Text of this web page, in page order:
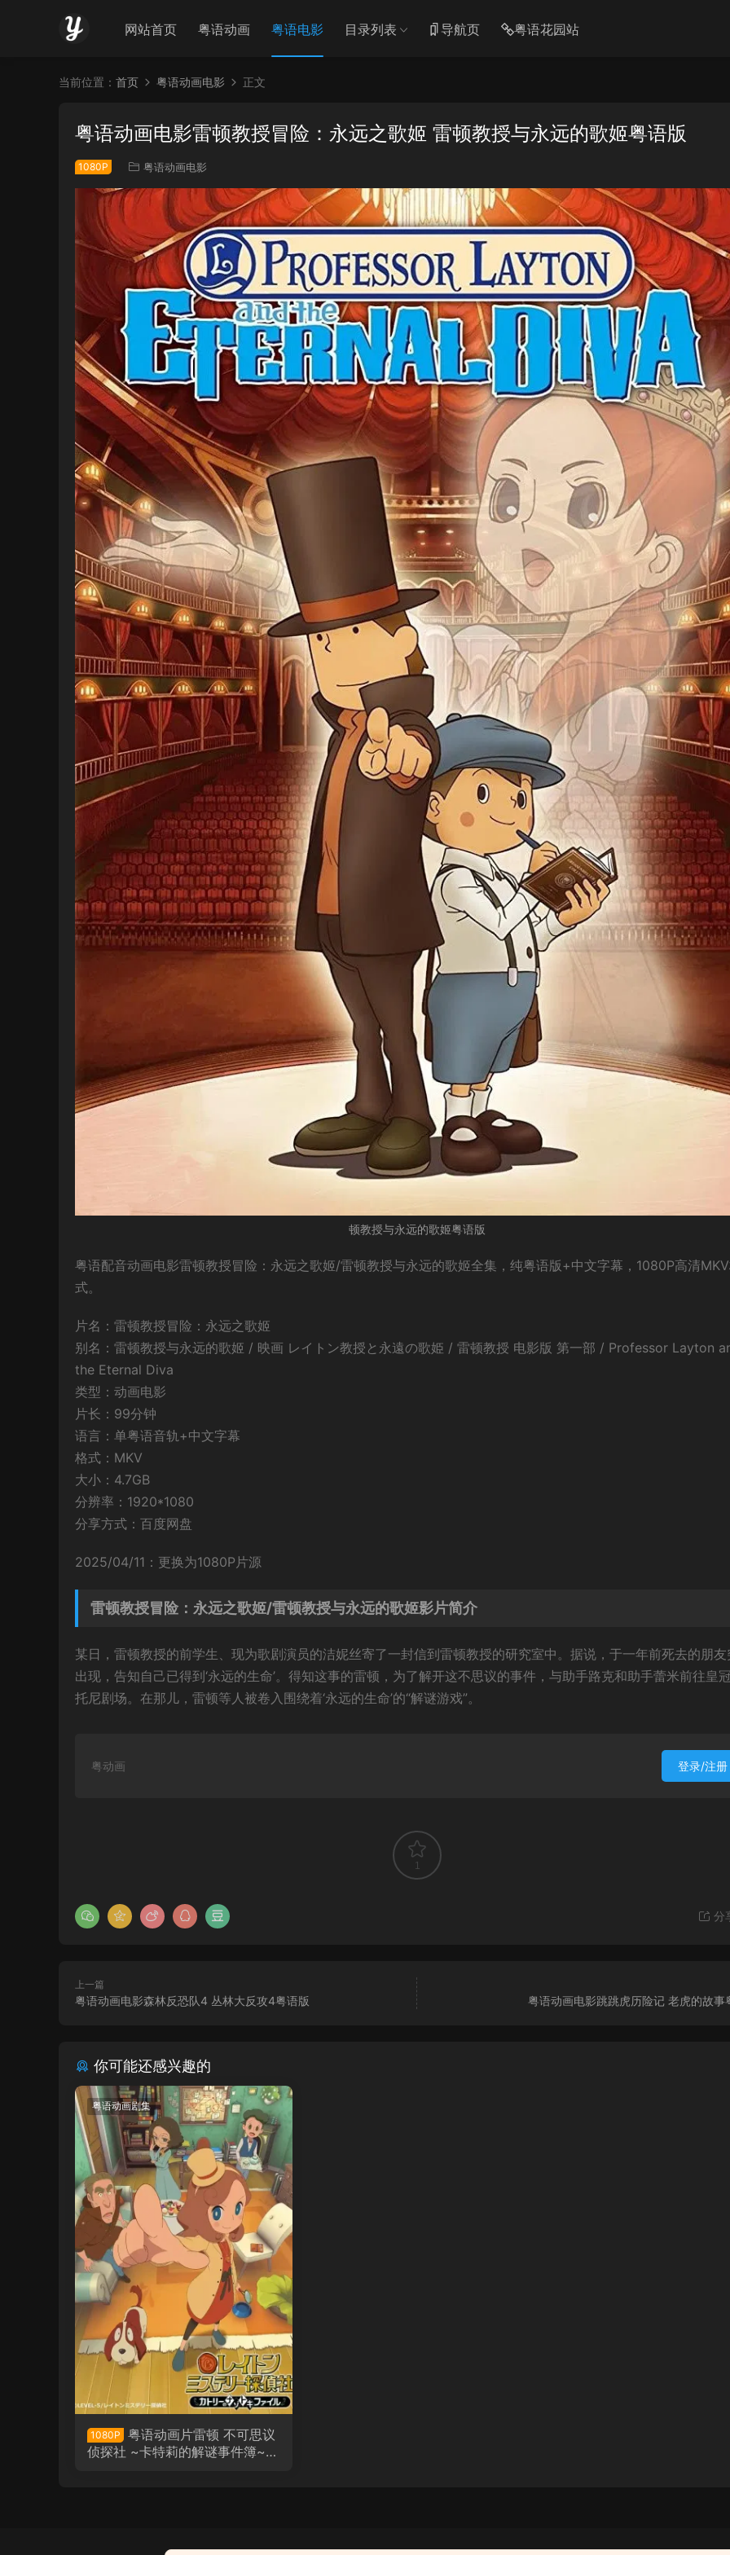
网站首页 粤语动画 粤语电影 目录列表 导航页 粤语花园站
当前位置： 首页 粤语动画电影 正文
粤语动画电影雷顿教授冒险：永远之歌姬 雷顿教授与永远的歌姬粤语版
1080P 粤语动画电影
顿教授与永远的歌姬粤语版
粤语配音动画电影雷顿教授冒险：永远之歌姬/雷顿教授与永远的歌姬全集，纯粤语版+中文字幕，1080P高清
式。
片名：雷顿教授冒险：永远之歌姬
别名：雷顿教授与永远的歌姬 / 映画 レイトン教授と永遠の歌姫 / 雷顿教授 电影版 第一部 / Professor Layton
the Eternal Diva
类型：动画电影
片长：99分钟
语言：单粤语音轨+中文字幕
格式：MKV
大小：4.7GB
分辨率：1920*1080
分享方式：百度网盘
2025/04/11：更换为1080P片源
雷顿教授冒险：永远之歌姬/雷顿教授与永远的歌姬影片简介
某日，雷顿教授的前学生、现为歌剧演员的洁妮丝寄了一封信到雷顿教授的研究室中。据说，于一年前死去的朋友
出现，告知自己已得到‘永远的生命’。得知这事的雷顿，为了解开这不思议的事件，与助手路克和助手蕾米前往皇
托尼剧场。在那儿，雷顿等人被卷入围绕着‘永远的生命’的“解谜游戏”。
粤动画 登录/注册
1
分
上一篇
粤语动画电影森林反恐队4 丛林大反攻4粤语版 粤语动画电影跳跳虎历险记 老虎的故事
你可能还感兴趣的
粤语动画剧集
1080P
粤语动画片雷顿 不可思议
侦探社 ~卡特莉的解谜事件簿~全